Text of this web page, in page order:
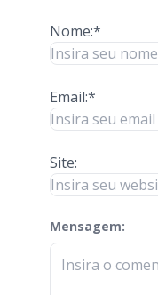
Nome:*
Email:*
Site:
Mensagem:
check-terms